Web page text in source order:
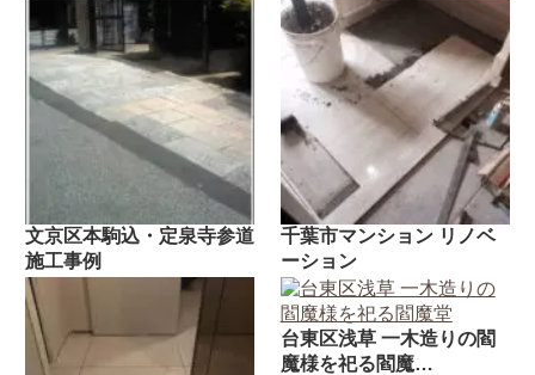
文京区本駒込・定泉寺参道
施工事例
千葉市マンション リノベ
ーション
台東区浅草 一木造りの閻
魔様を祀る閻魔…